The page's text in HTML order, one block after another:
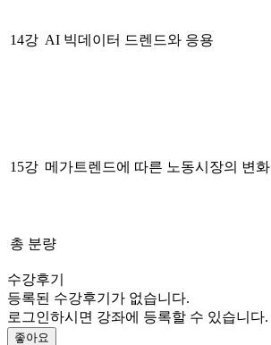
14강 AI 빅데이터 드렌드와 응용
15강 메가트렌드에 따른 노동시장의 변화
총 분량
수강후기
등록된 수강후기가 없습니다.
로그인하시면 강좌에 등록할 수 있습니다.
좋아요